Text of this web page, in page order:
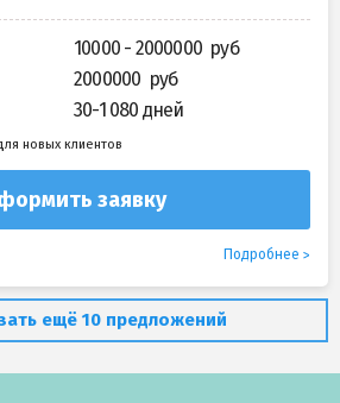
10000 - 2000000
2000000
30-1 080 дней
новых клиентов
заявку
Подробнее
ещё 10 предложений